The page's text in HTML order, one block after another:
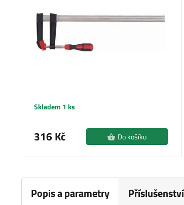
Skladem 1 ks
316 Kč Do košíku
Popis a parametry Příslušenství